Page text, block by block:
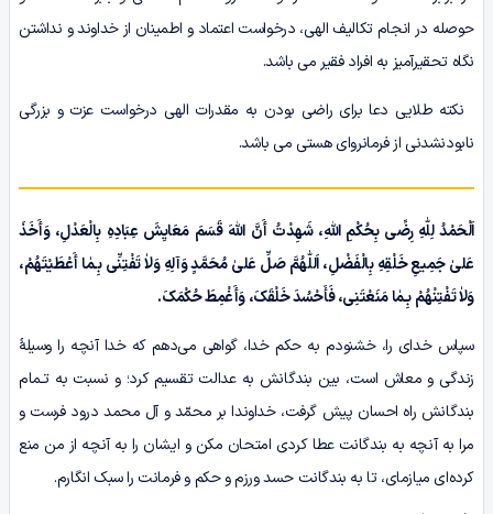
حوصله در انجام تکالیف الهی، درخواست اعتماد و اطمینان از خداوند و نداشتن
نگاه تحقیرآمیز به افراد فقیر می باشد.
نکته طلایی دعا برای راضی بودن به مقدرات الهی درخواست عزت و بزرگی
نابودنشدنی از فرمانروای هستی می باشد.
اَلْحَمْدُ لِلّٰهِ رِضًی بِحُکْمِ اللّٰهِ، شَهِدْتُ أَنَّ اللّٰهَ قَسَمَ مَعَایِشَ عِبَادِہِ بِالْعَدْلِ، وَأَخَذَ
عَلیٰ جَمِیعِ خَلْقِهِ بِالْفَضْلِ، اَللّٰهُمَّ صَلِّ عَلیٰ مُحَمَّدٍ وَآلِهِ وَلاٰ تَفْتِنِّی بِـمٰا أَعْطَیْتَهُمْ،
وَلاٰ تَفْتِنْهُمْ بِـمٰا مَنَعْتَنِی، فَأَحْسُدَ خَلْقَکَ، وَأَغْمِطَ حُکْمَکَ.
سپاس خدای را، خشنودم به حکم خدا، گواهی می‌دهم که خدا آنچه را وسیلۀ
زندگی و معاش است، بین بندگانش به عدالت تقسیم کرد؛ و نسبت به تـمام
بندگانش راه احسان پیش گرفت، خداوندا بر محمّد و آل محمد درود فرست و
مرا به آنچه به بندگانت عطا کردی امتحان مکن و ایشان را به آنچه از من منع
کرده‌ای میازمای، تا به بندگانت حسد ورزم و حکم و فرمانت را سبک انگارم.